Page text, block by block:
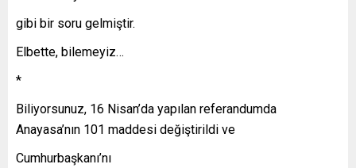
gibi bir soru gelmiştir.
Elbette, bilemeyiz…
*
Biliyorsunuz, 16 Nisan’da yapılan referandumda
Anayasa’nın 101 maddesi değiştirildi ve
Cumhurbaşkanı’nı